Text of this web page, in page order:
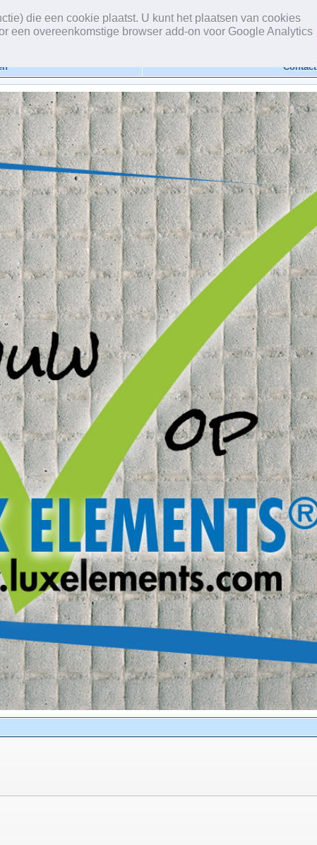
die een cookie plaatst. U kunt het plaatsen van cookies
een overeenkomstige browser add-on voor Google Analytics
Contact